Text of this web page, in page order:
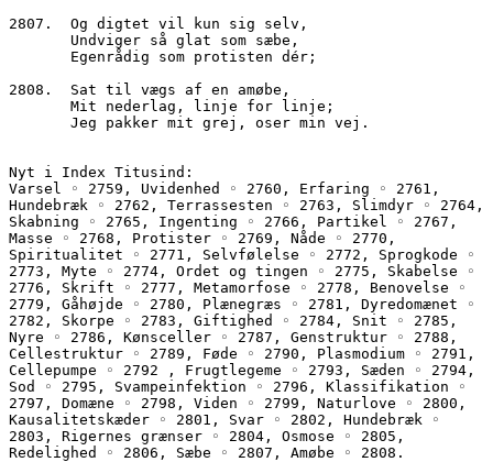
2807.  Og digtet vil kun sig selv,
       Undviger så glat som sæbe,
       Egenrådig som protisten dér;
2808.  Sat til vægs af en amøbe,
       Mit nederlag, linje for linje;
       Jeg pakker mit grej, oser min vej.
Nyt i Index Titusind:
Varsel ◦ 2759, Uvidenhed ◦ 2760, Erfaring ◦ 2761,
Hundebræk ◦ 2762, Terrassesten ◦ 2763, Slimdyr ◦ 2764,
Skabning ◦ 2765, Ingenting ◦ 2766, Partikel ◦ 2767,
Masse ◦ 2768, Protister ◦ 2769, Nåde ◦ 2770,
Spiritualitet ◦ 2771, Selvfølelse ◦ 2772, Sprogkode ◦
2773, Myte ◦ 2774, Ordet og tingen ◦ 2775, Skabelse ◦
2776, Skrift ◦ 2777, Metamorfose ◦ 2778, Benovelse ◦
2779, Gåhøjde ◦ 2780, Plænegræs ◦ 2781, Dyredomænet ◦
2782, Skorpe ◦ 2783, Giftighed ◦ 2784, Snit ◦ 2785,
Nyre ◦ 2786, Kønsceller ◦ 2787, Genstruktur ◦ 2788,
Cellestruktur ◦ 2789, Føde ◦ 2790, Plasmodium ◦ 2791,
Cellepumpe ◦ 2792 , Frugtlegeme ◦ 2793, Sæden ◦ 2794,
Sod ◦ 2795, Svampeinfektion ◦ 2796, Klassifikation ◦
2797, Domæne ◦ 2798, Viden ◦ 2799, Naturlove ◦ 2800,
Kausalitetskæder ◦ 2801, Svar ◦ 2802, Hundebræk ◦
2803, Rigernes grænser ◦ 2804, Osmose ◦ 2805,
Redelighed ◦ 2806, Sæbe ◦ 2807, Amøbe ◦ 2808.